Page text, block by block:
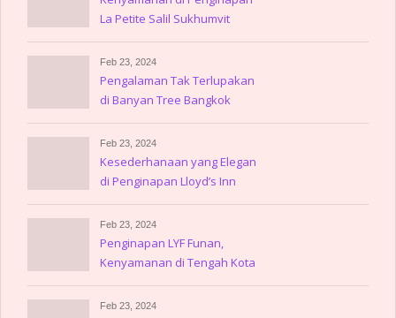
La Petite Salil Sukhumvit
Thonglor
Feb 23, 2024
Pengalaman Tak Terlupakan
di Banyan Tree Bangkok
Feb 23, 2024
Kesederhanaan yang Elegan
di Penginapan Lloyd’s Inn
Feb 23, 2024
Penginapan LYF Funan,
Kenyamanan di Tengah Kota
Feb 23, 2024